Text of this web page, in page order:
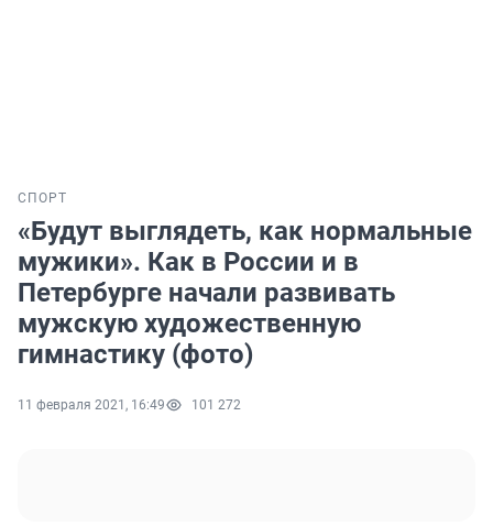
СПОРТ
«Будут выглядеть, как нормальные
мужики». Как в России и в
Петербурге начали развивать
мужскую художественную
гимнастику (фото)
11 февраля 2021, 16:49 101 272